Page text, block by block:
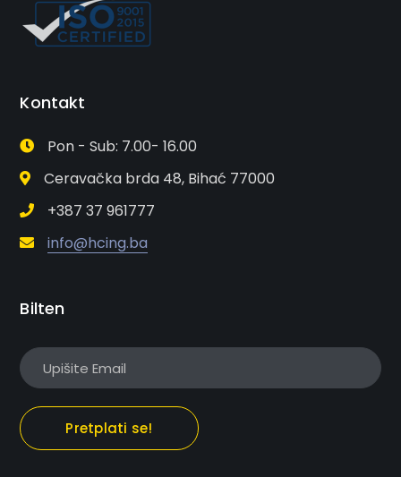
Kontakt
Pon - Sub: 7.00- 16.00
Ceravačka brda 48, Bihać 77000
+387 37 961777
info@hcing.ba
Bilten
Pretplati se!